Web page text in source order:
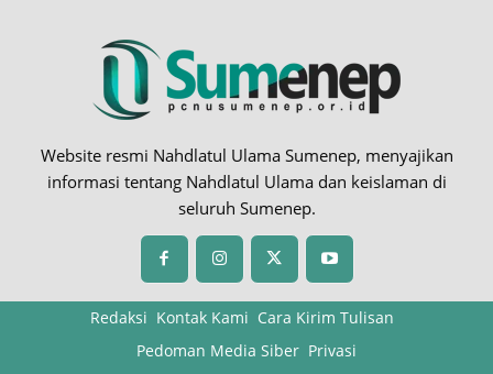
Website resmi Nahdlatul Ulama Sumenep, menyajikan
informasi tentang Nahdlatul Ulama dan keislaman di
seluruh Sumenep.
Redaksi Kontak Kami Cara Kirim Tulisan
Pedoman Media Siber Privasi